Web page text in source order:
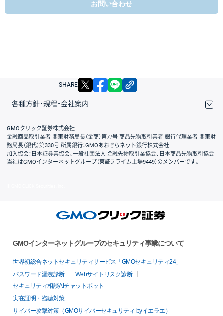
お問い合わせ
SHARE X facebook
各種方針・規程・会社案内
取引規程・約款
サイトマップ
その他のご案内
個人情報保護方針
最良執行方針
サイトのご利用について
ディスクレイマー
信託保全
リスク説明
会社案内
GMOクリック証券株式会社
金融商品取引業者 関東財務局長（金商）第77号 商品先物取引業者 銀行代理業者 関東財
務局長（銀代）第330号 所属銀行：GMOあおぞらネット銀行株式会社
加入協会：日本証券業協会、一般社団法人 金融先物取引業協会、日本商品先物取引協会
当社はGMOインターネットグループ（東証プライム上場9449）のメンバーです。
GMOインターネットグループのセキュリティ事業について
世界初総合ネットセキュリティサービス「GMOセキュリティ24」
パスワード漏洩診断
Webサイトリスク診断
セキュリティ相談AIチャットボット
実在証明・盗聴対策
サイバー攻撃対策（GMOサイバーセキュリティ byイエラエ）